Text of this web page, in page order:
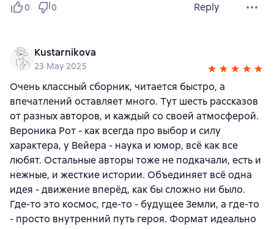
0 0 Reply
Kustarnikova
23 May 2025
Очень классный сборник, читается быстро, а
впечатлений оставляет много. Тут шесть рассказов
от разных авторов, и каждый со своей атмосферой.
Вероника Рот - как всегда про выбор и силу
характера, у Вейера - наука и юмор, всё как все
любят. Остальные авторы тоже не подкачали, есть и
нежные, и жесткие истории. Объединяет всё одна
идея - движение вперёд, как бы сложно ни было.
Где-то это космос, где-то - будущее Земли, а где-то
- просто внутренний путь героя. Формат идеально